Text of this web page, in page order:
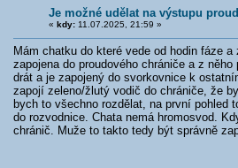
Je možné udělat na výstupu
« kdy:11.07.2025, 21:59 »
Mám chatku do které vede od hodin fáze
zapojena do proudového chrániče a z
drát a je zapojený do svorkovnice k
zapojí zeleno/žlutý vodič do chrániče, že
bych to všechno rozdělat, na první pohled
do rozvodnice. Chata nemá hromosvod.
chránič. Muže to takto tedy být správně